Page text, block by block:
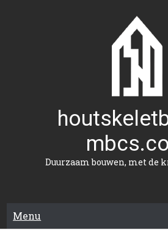
Duurzaam bouwen, met de
Menu